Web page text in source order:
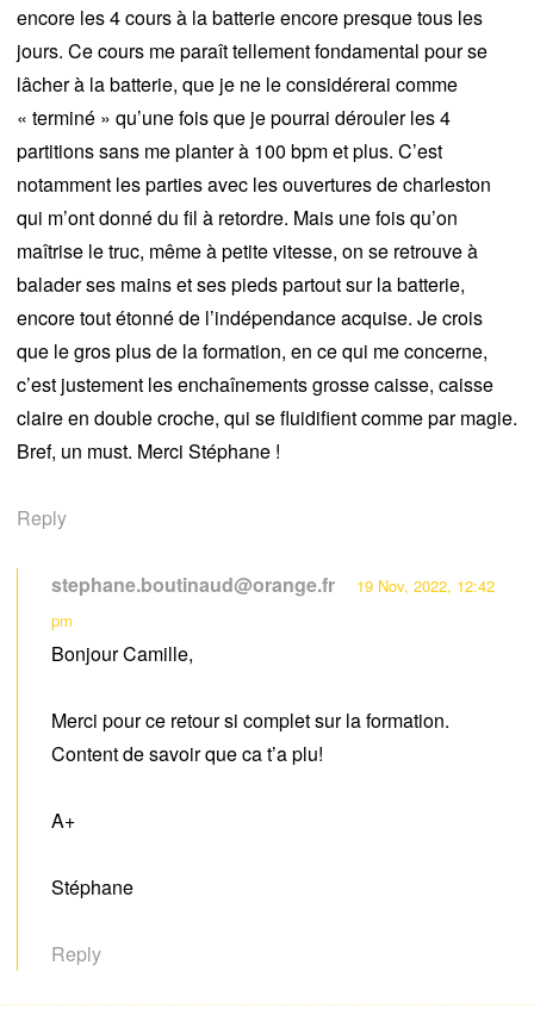
encore les 4 cours à la batterie encore presque tous les
jours. Ce cours me paraît tellement fondamental pour se
lâcher à la batterie, que je ne le considérerai comme
« terminé » qu’une fois que je pourrai dérouler les 4
partitions sans me planter à 100 bpm et plus. C’est
notamment les parties avec les ouvertures de charleston
qui m’ont donné du fil à retordre. Mais une fois qu’on
maîtrise le truc, même à petite vitesse, on se retrouve à
balader ses mains et ses pieds partout sur la batterie,
encore tout étonné de l’indépendance acquise. Je crois
que le gros plus de la formation, en ce qui me concerne,
c’est justement les enchaînements grosse caisse, caisse
claire en double croche, qui se fluidifient comme par magie.
Bref, un must. Merci Stéphane !
Reply
stephane.boutinaud@orange.fr
19 Nov, 2022, 12:42
pm
Bonjour Camille,
Merci pour ce retour si complet sur la formation.
Content de savoir que ca t’a plu!
A+
Stéphane
Reply